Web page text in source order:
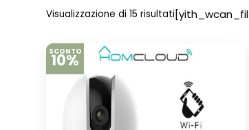
Visualizzazione di 15 risultati
SCONTO
10%